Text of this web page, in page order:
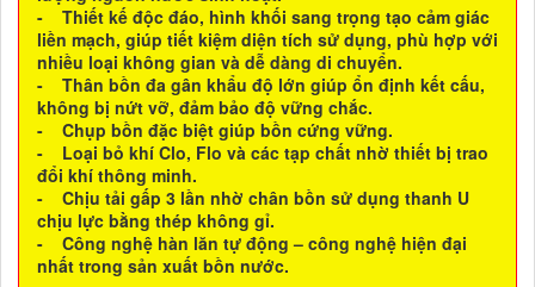
- Thiết kế độc đáo, hình khối sang trọng tạo cảm giác
liền mạch, giúp tiết kiệm diện tích sử dụng, phù hợp với
nhiều loại không gian và dễ dàng di chuyển.
- Thân bồn đa gân khẩu độ lớn giúp ổn định kết cấu,
không bị nứt vỡ, đảm bảo độ vững chắc.
- Chụp bồn đặc biệt giúp bồn cứng vững.
- Loại bỏ khí Clo, Flo và các tạp chất nhờ thiết bị trao
đổi khí thông minh.
- Chịu tải gấp 3 lần nhờ chân bồn sử dụng thanh U
chịu lực bằng thép không gỉ.
- Công nghệ hàn lăn tự động – công nghệ hiện đại
nhất trong sản xuất bồn nước.